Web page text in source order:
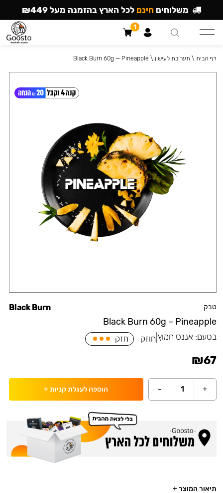
טבק
Black Burn 60g – Pineapple
Black Burn
בטעם: אננס חמוץ חוזק חזק
₪67
+
1
- הוספה לעגלת קניות +
דף הבית \ תערובת לעישון \
Black Burn 60g — Pineapple
תיאור המוצר +
משלוחים חינם לכל הארץ בהזמנה מעל ₪449
1